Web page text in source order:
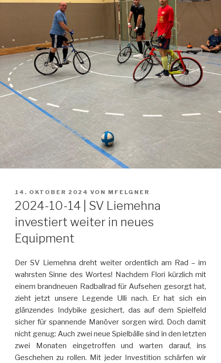
VERÖFFENTLICHT
AM
14. OKTOBER 2024 VON MFELGNER
2024-10-14 | SV Liemehna
investiert weiter in neues
Equipment
Der SV Liemehna dreht weiter ordentlich am Rad – im
wahrsten Sinne des Wortes! Nachdem Flori kürzlich mit
einem brandneuen Radballrad für Aufsehen gesorgt hat,
zieht jetzt unsere Legende Ulli nach. Er hat sich ein
glänzendes Indybike gesichert, das auf dem Spielfeld
sicher für spannende Manöver sorgen wird. Doch damit
nicht genug: Auch zwei neue Spielbälle sind in den letzten
zwei Monaten eingetroffen und warten darauf, ins
Geschehen zu rollen. Mit jeder Investition schärfen wir